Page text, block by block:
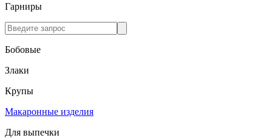
Гарниры
Бобовые
Злаки
Крупы
Макаронные изделия
Для выпечки